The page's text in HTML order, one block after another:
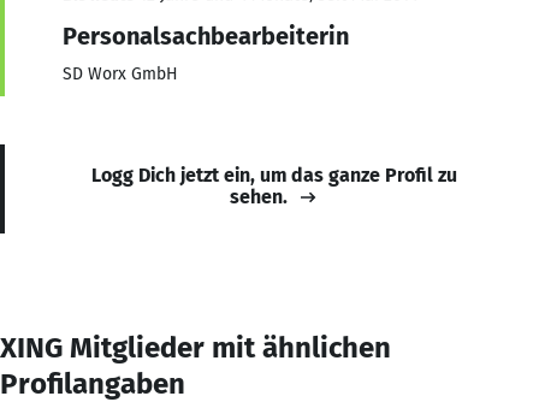
Personalsachbearbeiterin
SD Worx GmbH
Logg Dich jetzt ein, um das ganze Profil zu
sehen.
XING Mitglieder mit ähnlichen
Profilangaben